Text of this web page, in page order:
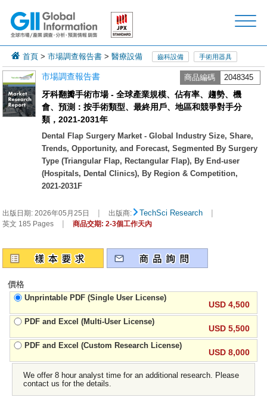
首頁 >市場調查報告書 >醫療設備 齒科設備 手術用器具
市場調查報告書 商品編碼 2048345
牙科翻瓣手術市場 - 全球產業規模、佔有率、趨勢、機
會、預測：按手術類型、最終用戶、地區和競爭對手分
類，2021-2031年
Dental Flap Surgery Market - Global Industry Size, Share,
Trends, Opportunity, and Forecast, Segmented By Surgery
Type (Triangular Flap, Rectangular Flap), By End-user
(Hospitals, Dental Clinics), By Region & Competition,
2021-2031F
出版日期:2026年05月25日 | 出版商: TechSci Research |
英文 185 Pages | 商品交期: 2-3個工作天內
價格
Unprintable PDF (Single User License)
USD 4,500
PDF and Excel (Multi-User License)
USD 5,500
PDF and Excel (Custom Research License)
USD 8,000
We offer 8 hour analyst time for an additional research. Please
contact us for the details.